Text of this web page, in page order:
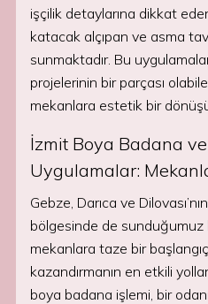
işçilik detaylarına dikkat
katacak alçıpan ve asma
sunmaktadır. Bu
projelerinin bir parçası
mekanlara estetik bir
İzmit Boya Badana
Uygulamalar:
Gebze, Darıca ve
bölgesinde de
mekanlara taze bir
kazandırmanın en etkili
boya badana işlemi, bir